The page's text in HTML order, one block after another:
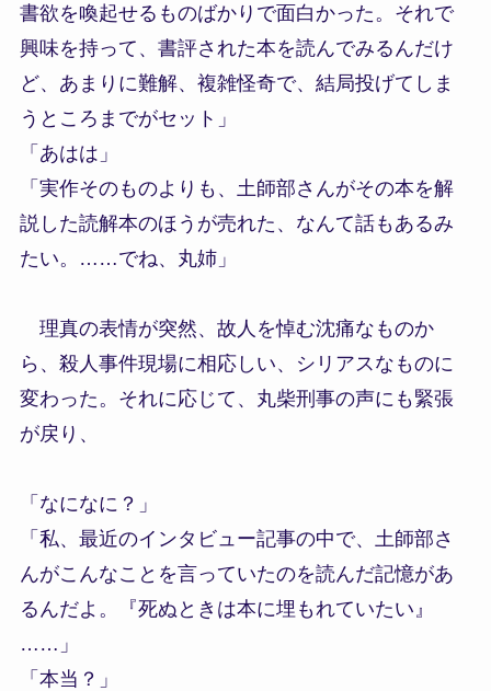
書欲を喚起せるものばかりで面白かった。それで
興味を持って、書評された本を読んでみるんだけ
ど、あまりに難解、複雑怪奇で、結局投げてしま
うところまでがセット」
「あはは」
「実作そのものよりも、土師部さんがその本を解
説した読解本のほうが売れた、なんて話もあるみ
たい。……でね、丸姉」
理真の表情が突然、故人を悼む沈痛なものか
ら、殺人事件現場に相応しい、シリアスなものに
変わった。それに応じて、丸柴刑事の声にも緊張
が戻り、
「なになに？」
「私、最近のインタビュー記事の中で、土師部さ
んがこんなことを言っていたのを読んだ記憶があ
るんだよ。『死ぬときは本に埋もれていたい』
……」
「本当？」